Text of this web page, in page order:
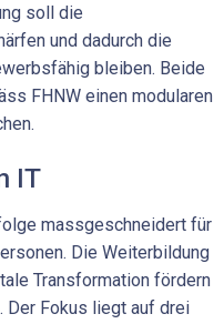
soll die
und dadurch die
bleiben. Beide
FHNW einen modularen
IT
massgeschneidert für
Die Weiterbildung
Transformation fördern
Der Fokus liegt auf drei